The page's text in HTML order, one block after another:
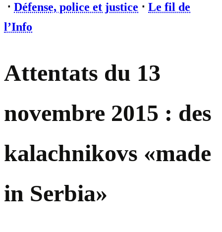
⋅ Défense, police et justice ⋅ Le fil de
l’Info
Attentats du 13
novembre 2015 : des
kalachnikovs «made
in Serbia»